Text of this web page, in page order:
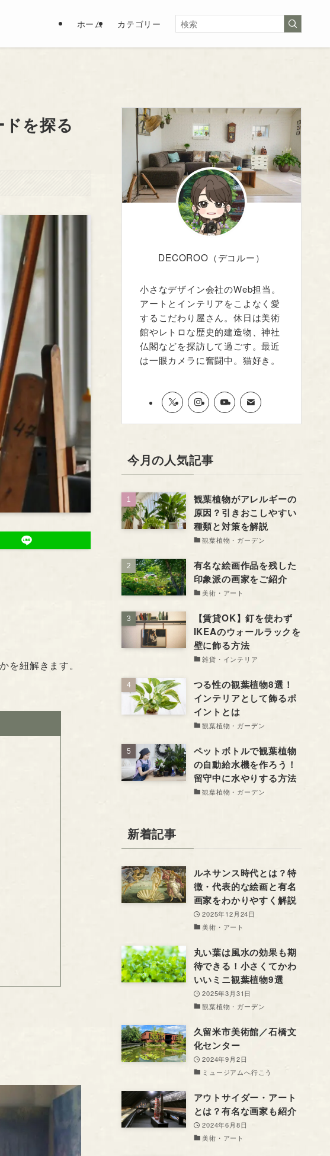
ホーム カテゴリー
を探る
を紐解きます。
DECOROO（デコルー）
小さなデザイン会社のWeb担当。
アートとインテリアをこよなく愛
するこだわり屋さん。休日は美術
館やレトロな歴史的建造物、神社
仏閣などを探訪して過ごす。最近
は一眼カメラに奮闘中。猫好き。
今月の人気記事
観葉植物がアレルギーの
原因？引きおこしやすい
種類と対策を解説
観葉植物・ガーデン
有名な絵画作品を残した
印象派の画家をご紹介
美術・アート
【賃貸OK】釘を使わず
IKEAのウォールラックを
壁に飾る方法
雑貨・インテリア
つる性の観葉植物8選！
インテリアとして飾るポ
イントとは
観葉植物・ガーデン
ペットボトルで観葉植物
の自動給水機を作ろう！
留守中に水やりする方法
観葉植物・ガーデン
新着記事
ルネサンス時代とは？特
徴・代表的な絵画と有名
画家をわかりやすく解説
2025年12月24日
美術・アート
丸い葉は風水の効果も期
待できる！小さくてかわ
いいミニ観葉植物9選
2025年3月31日
観葉植物・ガーデン
久留米市美術館／石橋文
化センター
2024年9月2日
ミュージアムへ行こう
アウトサイダー・アート
とは？有名な画家も紹介
2024年6月8日
美術・アート